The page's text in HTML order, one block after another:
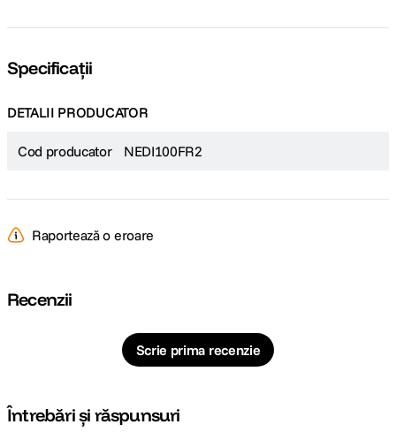
Specificații
DETALII PRODUCATOR
Cod producator NEDI100FR2
Raportează o eroare
Recenzii
Scrie prima recenzie
Întrebări și răspunsuri